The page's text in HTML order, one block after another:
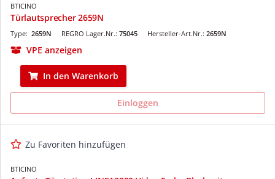
BTICINO
Türlautsprecher 2659N
REGRO Lager.Nr.: 75045
Type: 2659N Hersteller-Art.Nr.: 2659N
VPE anzeigen
In den Warenkorb
Einloggen
Zu Favoriten hinzufügen
BTICINO